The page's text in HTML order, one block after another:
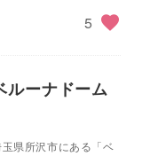
5
ルーナドーム
県所沢市にある「ベ